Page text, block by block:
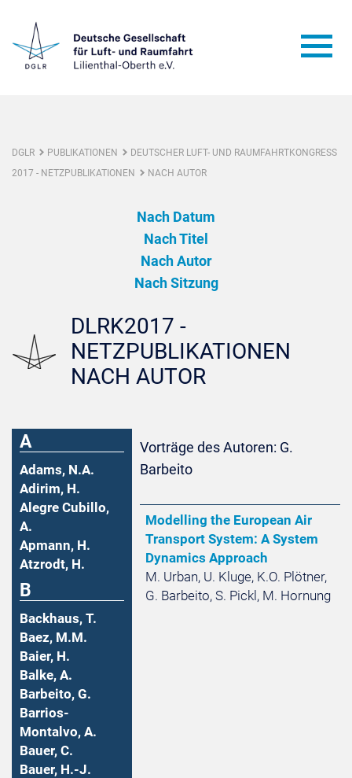
DGLR PUBLIKATIONEN
DEUTSCHER LUFT- UND RAUMFAHRTKONGRESS
2017 - NETZPUBLIKATIONEN
NACH AUTOR
Nach Datum
Nach Titel
Nach Autor
Nach Sitzung
DLRK2017 -
NETZPUBLIKATIONEN
NACH AUTOR
A
Adams, N.A.
Adirim, H.
Alegre Cubillo,
A.
Apmann, H.
Atzrodt, H.
B
Backhaus, T.
Baez, M.M.
Baier, H.
Balke, A.
Barbeito, G.
Barrios-
Montalvo, A.
Bauer, C.
Bauer, H.-J.
Vorträge des Autoren: G.
Barbeito
Modelling the European Air
Transport System: A System
Dynamics Approach
M. Urban, U. Kluge, K.O. Plötner,
G. Barbeito, S. Pickl, M. Hornung